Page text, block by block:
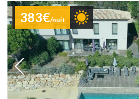
383€/nuit